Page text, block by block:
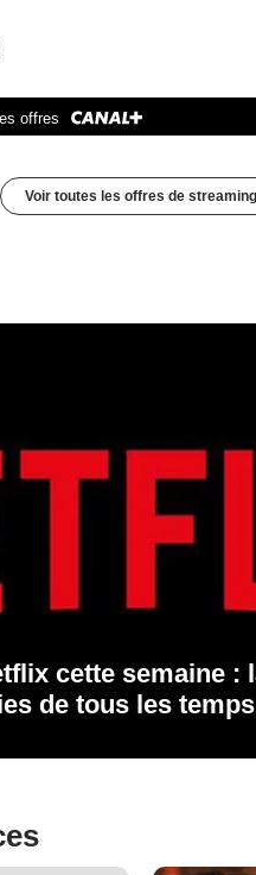
offres
Voir toutes les offres de streaming
cette semaine :
de tous les